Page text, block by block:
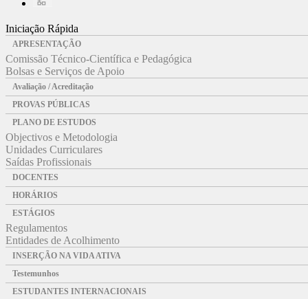
Iniciação Rápida
APRESENTAÇÃO
Comissão Técnico-Científica e Pedagógica
Bolsas e Serviços de Apoio
Avaliação / Acreditação
PROVAS PÚBLICAS
PLANO DE ESTUDOS
Objectivos e Metodologia
Unidades Curriculares
Saídas Profissionais
DOCENTES
HORÁRIOS
ESTÁGIOS
Regulamentos
Entidades de Acolhimento
INSERÇÃO NA VIDA ATIVA
Testemunhos
ESTUDANTES INTERNACIONAIS